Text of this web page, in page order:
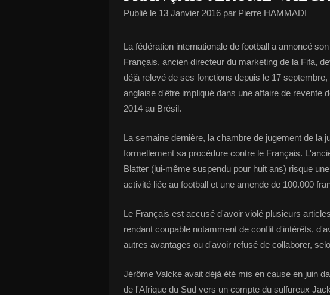
Publié le 13 Janvier 2016 par Pierre HAMMADI
La fédération internationale de football a annoncé
Français, ancien directeur du marketing de la Fifa,
déjà relevé de ses fonctions depuis le 17
anglaise d'être impliqué dans une affaire de revente
2014 au Brésil.
La semaine dernière, la chambre de jugement de la
formellement sa procédure contre le Français.
Blatter (lui-même suspendu pour huit ans) risque
activité liée au football et une amende de 100.000
Le Français est accusé d'avoir violé plusieurs
rendant coupable notamment de conflit d'intérêts,
autres avantages ou d'avoir refusé de collaborer,
Jérôme Valcke avait déjà été mis en cause en juin
de l'Afrique du Sud vers un compte du sulfureux